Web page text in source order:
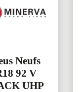
Neufs
92 V
UHP